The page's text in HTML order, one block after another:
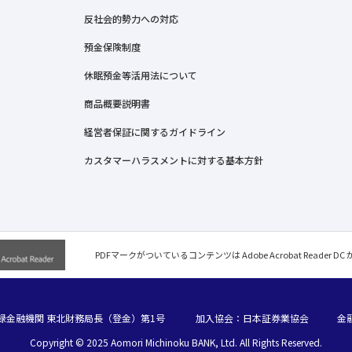
反社会的勢力への対応
預金保険制度
休眠預金等活用法について
商品概要説明書
経営者保証に関するガイドライン
カスタマーハラスメントに対する基本方針
PDFマークがついているコンテンツは Adobe Acrobat Reader DC
金融機関 東北財務局長（登金）第1号 加入協会：日本証券業協会 金
Copyright © 2025 Aomori Michinoku BANK, Ltd. All Rights Reserved.